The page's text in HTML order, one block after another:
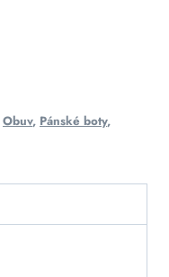
Obuv, Pánské boty,